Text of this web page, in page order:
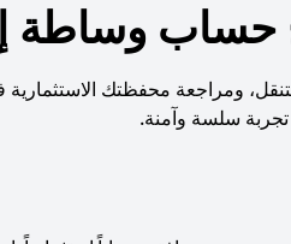
حساب وساطة
ومراجعة محفظتك
تجربة سلسة وآمنة.